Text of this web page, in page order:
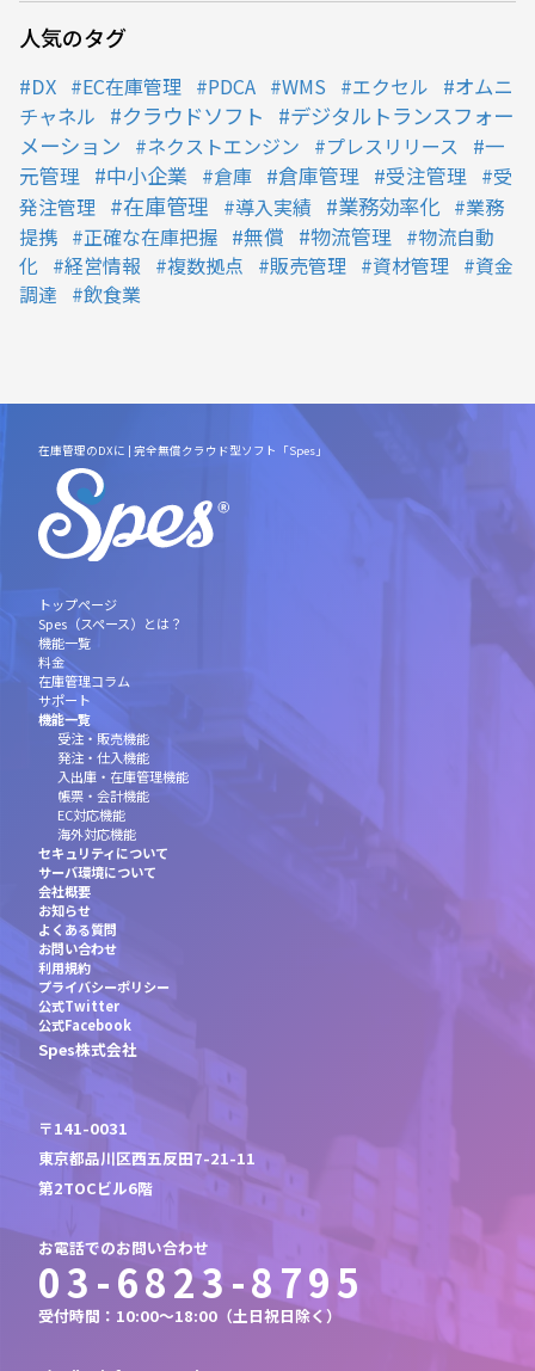
人気のタグ
DX EC在庫管理 PDCA WMS エクセル
オムニ
チャネル
クラウドソフト
デジタルトランスフォー
メーション
ネクストエンジン プレスリリース
一
元管理
中小企業 倉庫 倉庫管理 受注管理
受
発注管理
在庫管理 導入実績 業務効率化
業務
提携
正確な在庫把握 無償 物流管理
物流自動
化
経営情報 複数拠点 販売管理 資材管理
資金
調達
飲食業
在庫管理のDXに | 完全無償クラウド型ソフト「Spes」
トップページ
Spes（スペース）とは？
機能一覧
料金
在庫管理コラム
サポート
機能一覧
受注・販売機能
発注・仕入機能
入出庫・在庫管理機能
帳票・会計機能
EC対応機能
海外対応機能
セキュリティについて
サーバ環境について
会社概要
お知らせ
よくある質問
お問い合わせ
利用規約
プライバシーポリシー
公式Twitter
公式Facebook
Spes株式会社
〒141-0031
東京都品川区西五反田7-21-11
第2TOCビル6階
お電話でのお問い合わせ
03-6823-8795
受付時間：10:00～18:00（土日祝日除く）